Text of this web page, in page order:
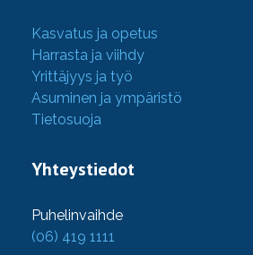
Kasvatus ja opetus
Harrasta ja viihdy
Yrittäjyys ja työ
Asuminen ja ympäristö
Tietosuoja
Yhteystiedot
Puhelinvaihde
(06) 419 1111